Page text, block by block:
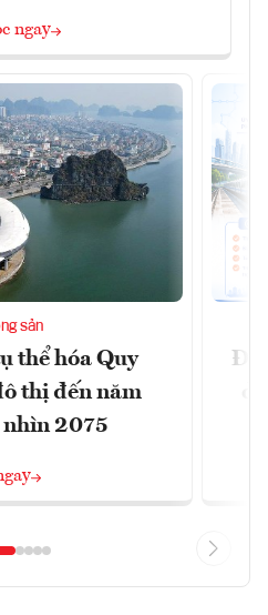
ngay
sản
thể hóa Quy
thị đến năm
2075